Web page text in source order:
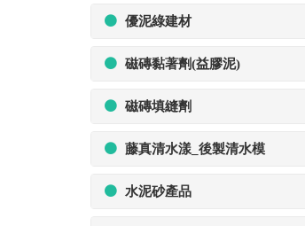
優泥綠建材
磁磚黏著劑(益膠泥)
磁磚填縫劑
藤真清水漾_後製清水模
水泥砂產品